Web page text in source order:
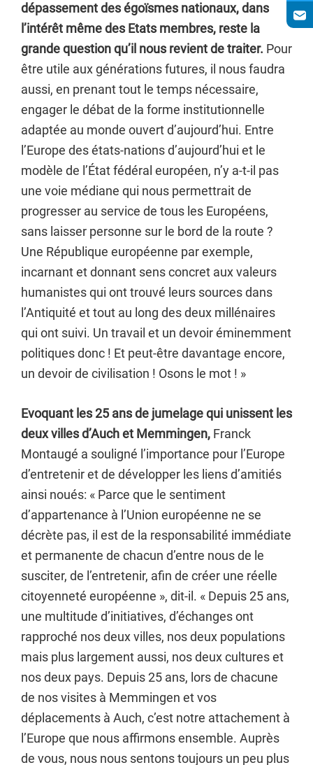
dépassement des égoïsmes nationaux, dans
l’intérêt même des Etats membres, reste la
grande question qu’il nous revient de traiter. Pour
être utile aux générations futures, il nous faudra
aussi, en prenant tout le temps nécessaire,
engager le débat de la forme institutionnelle
adaptée au monde ouvert d’aujourd’hui. Entre
l’Europe des états-nations d’aujourd’hui et le
modèle de l’État fédéral européen, n’y a-t-il pas
une voie médiane qui nous permettrait de
progresser au service de tous les Européens,
sans laisser personne sur le bord de la route ?
Une République européenne par exemple,
incarnant et donnant sens concret aux valeurs
humanistes qui ont trouvé leurs sources dans
l’Antiquité et tout au long des deux millénaires
qui ont suivi. Un travail et un devoir éminemment
politiques donc ! Et peut-être davantage encore,
un devoir de civilisation ! Osons le mot ! »
Evoquant les 25 ans de jumelage qui unissent les
deux villes d’Auch et Memmingen, Franck
Montaugé a souligné l’importance pour l’Europe
d’entretenir et de développer les liens d’amitiés
ainsi noués: « Parce que le sentiment
d’appartenance à l’Union européenne ne se
décrète pas, il est de la responsabilité immédiate
et permanente de chacun d’entre nous de le
susciter, de l’entretenir, afin de créer une réelle
citoyenneté européenne », dit-il. « Depuis 25 ans,
une multitude d’initiatives, d’échanges ont
rapproché nos deux villes, nos deux populations
mais plus largement aussi, nos deux cultures et
nos deux pays. Depuis 25 ans, lors de chacune
de nos visites à Memmingen et vos
déplacements à Auch, c’est notre attachement à
l’Europe que nous affirmons ensemble. Auprès
de vous, nous nous sentons toujours un peu plus